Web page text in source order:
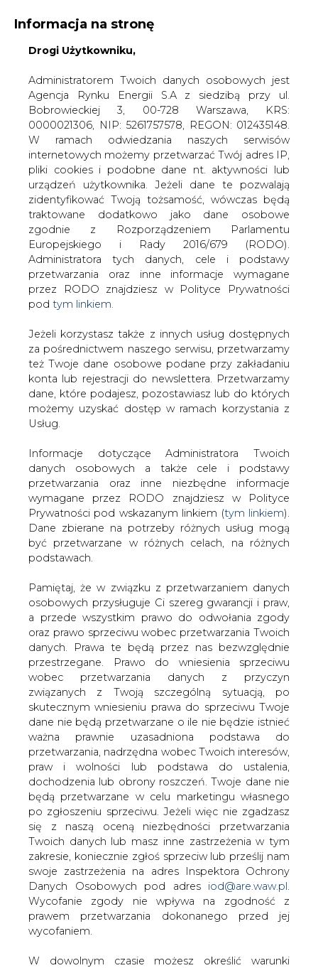
KONTAKT:
WYDAWCA PORTALU:
WYSOKI KONTRAST WIELKOŚĆ TEKSTU A A
ZALOGUJ SIĘ
WŁĄCZ CIRE.TV
Informacja na stronę
Drogi Użytkowniku,
Administratorem Twoich danych osobowych jest
Agencja Rynku Energii S.A z siedzibą przy ul.
Bobrowieckiej 3, 00-728 Warszawa, KRS:
0000021306, NIP: 5261757578, REGON: 012435148.
W ramach odwiedzania naszych serwisów
internetowych możemy przetwarzać Twój adres IP,
pliki cookies i podobne dane nt. aktywności lub
urządzeń użytkownika. Jeżeli dane te pozwalają
zidentyfikować Twoją tożsamość, wówczas będą
traktowane dodatkowo jako dane osobowe
zgodnie z Rozporządzeniem Parlamentu
Europejskiego i Rady 2016/679 (RODO).
Administratora tych danych, cele i podstawy
przetwarzania oraz inne informacje wymagane
przez RODO znajdziesz w Polityce Prywatności
pod tym linkiem.
Jeżeli korzystasz także z innych usług dostępnych
za pośrednictwem naszego serwisu, przetwarzamy
też Twoje dane osobowe podane przy zakładaniu
konta lub rejestracji do newslettera. Przetwarzamy
dane, które podajesz, pozostawiasz lub do których
możemy uzyskać dostęp w ramach korzystania z
Usług.
Informacje dotyczące Administratora Twoich
danych osobowych a także cele i podstawy
przetwarzania oraz inne niezbędne informacje
wymagane przez RODO znajdziesz w Polityce
Prywatności pod wskazanym linkiem (tym linkiem).
Dane zbierane na potrzeby różnych usług mogą
być przetwarzane w różnych celach, na różnych
podstawach.
Pamiętaj, że w związku z przetwarzaniem danych
osobowych przysługuje Ci szereg gwarancji i praw,
a przede wszystkim prawo do odwołania zgody
oraz prawo sprzeciwu wobec przetwarzania Twoich
danych. Prawa te będą przez nas bezwzględnie
przestrzegane. Prawo do wniesienia sprzeciwu
wobec przetwarzania danych z przyczyn
związanych z Twoją szczególną sytuacją, po
skutecznym wniesieniu prawa do sprzeciwu Twoje
dane nie będą przetwarzane o ile nie będzie istnieć
ważna prawnie uzasadniona podstawa do
przetwarzania, nadrzędna wobec Twoich interesów,
praw i wolności lub podstawa do ustalenia,
dochodzenia lub obrony roszczeń. Twoje dane nie
będą przetwarzane w celu marketingu własnego
po zgłoszeniu sprzeciwu. Jeżeli więc nie zgadzasz
się z naszą oceną niezbędności przetwarzania
Twoich danych lub masz inne zastrzeżenia w tym
zakresie, koniecznie zgłoś sprzeciw lub prześlij nam
swoje zastrzeżenia na adres Inspektora Ochrony
Danych Osobowych pod adres iod@are.waw.pl.
Wycofanie zgody nie wpływa na zgodność z
prawem przetwarzania dokonanego przed jej
wycofaniem.
W dowolnym czasie możesz określić warunki
Strona główna SERWIS INFORMACYJNY CIRE 24
nowego roku wyższa opłata OZE
2016-12-30 00:00
skomentuj
udostępnij:
Od nowego roku wyższa opłata
OZE
Od 1 stycznia 2017 r. na rachunkach za
energię wzrośnie stawka opłaty OZE do
3,70 zł/MWh. Teraz jest to 2,51 zł za
jedną megawatogodzinę (MWh) zużytej
energii.
Nowa stawka ma obowiązywać do 31 grudnia 2017 r.
Opłata OZE pojawiła się na rachunkach za energię w lipcu
br., gdy weszła w życie nowelizacja ustawy o
odnawialnych źródłach energii, konkretnie jej rozdział
wsparciu OZE (poprzednia pochodzi z lutego 2015 roku).